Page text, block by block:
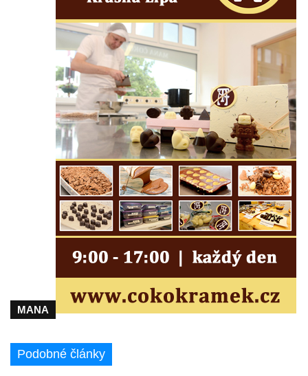
Kenotaf Josefa Matese na hřbitově v Lužici
Pamětní deska Giuseppe Capella na
hřbitově v Lužici
Kenotaf Emila Miksche na hřbitově v Lužici
Kenotaf Antonína Krause na hřbitově v
Lužici
Pomník vojákům Rudé armády na hřbitově
v Kozlech
Pamětní deska pochodu smrti v Saupsdorfu
Pomník obětem 2. světové války v parku
Walthera von der Vogelweide v Duchcově
Památník obětem holokaustu v Lipové ulici
Pomník obětem válek v Jeníkově
Pamětní deska obětem 1. světové války na
kapli Panny Marie v Lahošti
Mikulášovicích
Pomník obětem bombardování 8. 5. 1945 v
MANA
Podobné články